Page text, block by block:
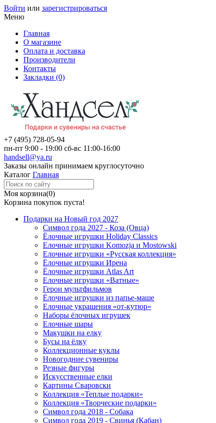
Войти или зарегистрироваться
Меню
Главная
О магазине
Оплата и доставка
Производители
Контакты
Закладки (0)
+7 (495) 728-05-94
пн-пт 9:00 - 19:00 сб-вс 11:00-16:00
handsell@ya.ru
Заказы онлайн принимаем круглосуточно
Каталог Главная
Моя корзина(0)
Корзина покупок пуста!
Подарки на Новый год 2027
Символ года 2027 - Коза (Овца)
Ёлочные игрушки Holiday Classics
Елочные игрушки Komozja и Mostowski
Елочные игрушки «Русская коллекция»
Ёлочные игрушки Ирена
Ёлочные игрушки Atlas Art
Елочные игрушки «Ватные»
Герои мультфильмов
Ёлочные игрушки из папье-маше
Елочные украшения «от-кутюр»
Наборы ёлочных игрушек
Елочные шары
Макушки на елку
Бусы на ёлку
Коллекционные куклы
Новогодние сувениры
Резные фигуры
Искусственные елки
Картины Сваровски
Коллекция «Теплые подарки»
Коллекция «Творческие подарки»
Символ года 2018 - Собака
Символ года 2019 - Свинья (Кабан)